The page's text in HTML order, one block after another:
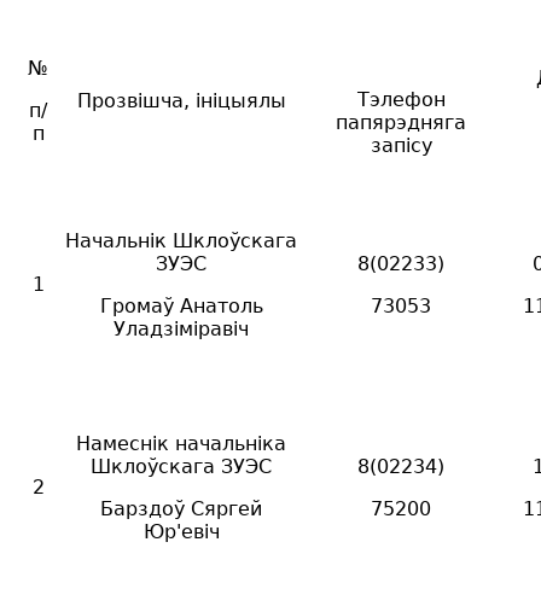
№
п/
п
Прозвішча, ініцыялы
Тэлефон
папярэдняга
запісу
1
Начальнік Шклоўскага
ЗУЭС
Громаў Анатоль
Уладзіміравіч
8(02233)
73053
2
Намеснік начальніка
Шклоўскага ЗУЭС
Барздоў Сяргей
Юр'евіч
8(02234)
75200